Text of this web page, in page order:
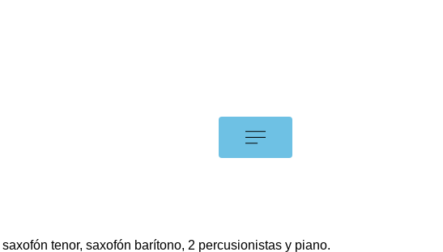
tenor, saxofón barítono, 2 percusionistas y piano.